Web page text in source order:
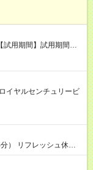
は本採用時と同じで
イヤルセンチュリービ
） リフレッシュ休憩